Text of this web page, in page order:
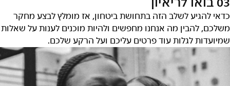
כדאי להגיע לשלב הזה בתחושת ביטחון, אז מומלץ לבצע מחקר
משלכם, להבין מה אנחנו מחפשים ולהיות מוכנים לענות על שאלות
שמיועדות לגלות עוד פרטים עליכם ועל הרקע שלכם.